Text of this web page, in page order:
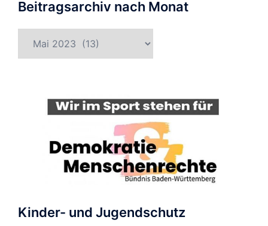
Beitragsarchiv nach Monat
Kinder- und Jugendschutz